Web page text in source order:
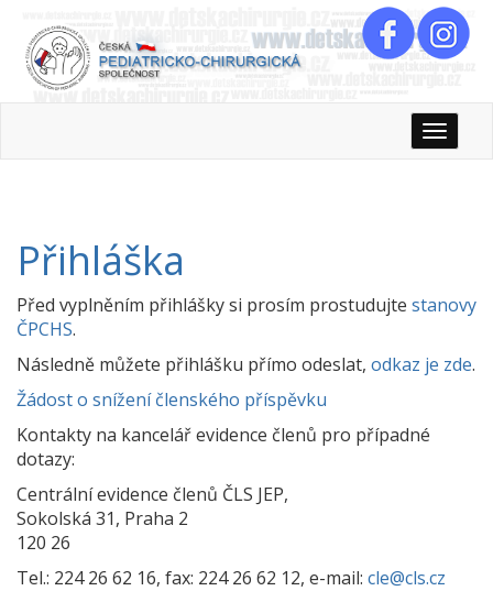
Přihláška
Před vyplněním přihlášky si prosím prostudujte stanovy
ČPCHS.
Následně můžete přihlášku přímo odeslat, odkaz je zde.
Žádost o snížení členského příspěvku
Kontakty na kancelář evidence členů pro případné
dotazy:
Centrální evidence členů ČLS JEP,
Sokolská 31, Praha 2
120 26
Tel.: 224 26 62 16, fax: 224 26 62 12, e-mail: cle@cls.cz